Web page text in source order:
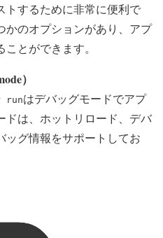
トするために非常に便利で
かのオプションがあり、アプ
とができます。
）
はデバッグモードでアプ
ドは、ホットリロード、デバ
ッグ情報をサポートしてお